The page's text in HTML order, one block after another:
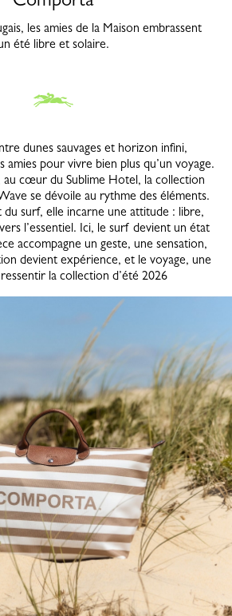
les amies de la Maison embrassent
été libre et solaire.
dunes sauvages et horizon infini,
amies pour vivre bien plus qu’un voyage.
au cœur du Sublime Hotel, la collection
se dévoile au rythme des éléments.
du surf, elle incarne une attitude : libre,
l’essentiel. Ici, le surf devient un état
accompagne un geste, une sensation,
devient expérience, et le voyage, une
la collection d’été 2026